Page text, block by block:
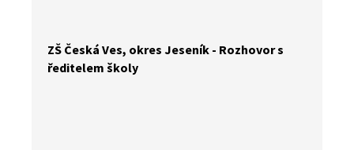
ZŠ Česká Ves, okres Jeseník - Rozhovor s
ředitelem školy